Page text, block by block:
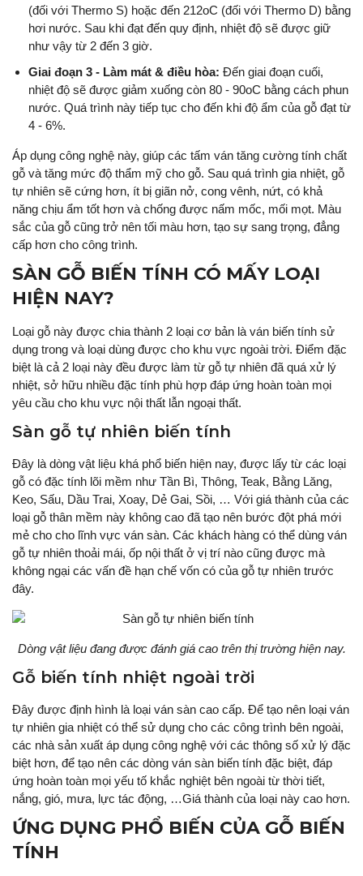
(đối với Thermo S) hoặc đến 212oC (đối với Thermo D) bằng
hơi nước. Sau khi đạt đến quy định, nhiệt độ sẽ được giữ
như vậy từ 2 đến 3 giờ.
Giai đoạn 3 - Làm mát & điều hòa: Đến giai đoạn cuối,
nhiệt độ sẽ được giảm xuống còn 80 - 90oC bằng cách phun
nước. Quá trình này tiếp tục cho đến khi độ ẩm của gỗ đạt từ
4 - 6%.
Áp dụng công nghệ này, giúp các tấm ván tăng cường tính chất
gỗ và tăng mức độ thẩm mỹ cho gỗ. Sau quá trình gia nhiệt, gỗ
tự nhiên sẽ cứng hơn, ít bị giãn nở, cong vênh, nứt, có khả
năng chịu ẩm tốt hơn và chống được nấm mốc, mối mọt. Màu
sắc của gỗ cũng trở nên tối màu hơn, tạo sự sang trọng, đẳng
cấp hơn cho công trình.
SÀN GỖ BIẾN TÍNH CÓ MẤY LOẠI
HIỆN NAY?
Loại gỗ này được chia thành 2 loại cơ bản là ván biến tính sử
dụng trong và loại dùng được cho khu vực ngoài trời. Điểm đặc
biệt là cả 2 loại này đều được làm từ gỗ tự nhiên đã quá xử lý
nhiệt, sở hữu nhiều đặc tính phù hợp đáp ứng hoàn toàn mọi
yêu cầu cho khu vực nội thất lẫn ngoại thất.
Sàn gỗ tự nhiên biến tính
Đây là dòng vật liệu khá phổ biến hiện nay, được lấy từ các loại
gỗ có đặc tính lõi mềm như Tần Bì, Thông, Teak, Bằng Lăng,
Keo, Sấu, Dầu Trai, Xoay, Dẻ Gai, Sồi, … Với giá thành của các
loại gỗ thân mềm này không cao đã tạo nên bước đột phá mới
mẻ cho cho lĩnh vực ván sàn. Các khách hàng có thể dùng ván
gỗ tự nhiên thoải mái, ốp nội thất ở vị trí nào cũng được mà
không ngại các vấn đề hạn chế vốn có của gỗ tự nhiên trước
đây.
Dòng vật liệu đang được đánh giá cao trên thị trường hiện nay.
Gỗ biến tính nhiệt ngoài trời
Đây được định hình là loại ván sàn cao cấp. Để tạo nên loại ván
tự nhiên gia nhiệt có thể sử dụng cho các công trình bên ngoài,
các nhà sản xuất áp dụng công nghệ với các thông số xử lý đặc
biệt hơn, để tạo nên các dòng ván sàn biến tính đặc biệt, đáp
ứng hoàn toàn mọi yếu tố khắc nghiệt bên ngoài từ thời tiết,
nắng, gió, mưa, lực tác động, …Giá thành của loại này cao hơn.
ỨNG DỤNG PHỔ BIẾN CỦA GỖ BIẾN
TÍNH